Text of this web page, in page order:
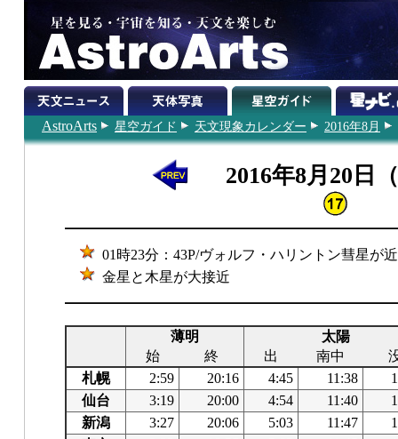
AstroArts 星空ガイド 天文現象カレンダー 2016年8月
2016年8月20日
01時23分：43P/ヴォルフ・ハリントン彗星が
金星と木星が大接近
薄明
太陽
始
終 出 南中
札幌
2:59 20:16 4:45 11:38
仙台
3:19 20:00 4:54 11:40
新潟
3:27 20:06 5:03 11:47